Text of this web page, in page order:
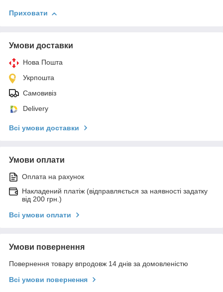
Приховати
Умови доставки
Нова Пошта
Укрпошта
Самовивіз
Delivery
Всі умови доставки
Умови оплати
Оплата на рахунок
Накладений платіж (відправляється за наявності задатку
від 200 грн.)
Всі умови оплати
Умови повернення
Повернення товару впродовж 14 днів за домовленістю
Всі умови повернення